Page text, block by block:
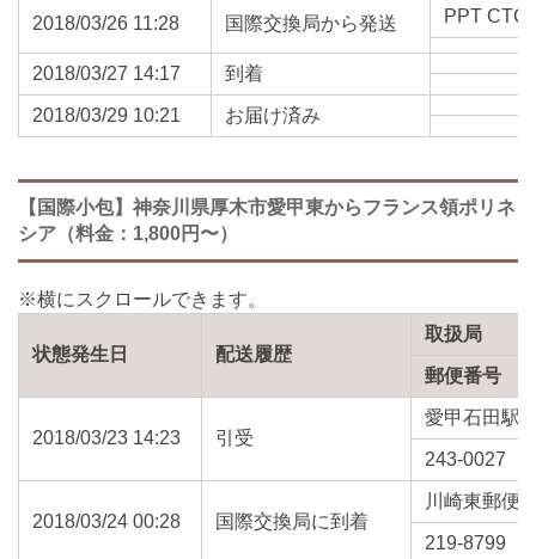
2018/03/26 11:28 国際交換局から発送 PPT CTC
2018/03/27 14:17 到着
2018/03/29 10:21 お届け済み
【国際小包】神奈川県厚木市愛甲東からフランス領ポリネ
シア（料金：1,800円〜）
状態発生日 配送履歴
取扱局
郵便番号
2018/03/23 14:23 引受
愛甲石田駅
243-0027
2018/03/24 00:28 国際交換局に到着
川崎東郵便
219-8799